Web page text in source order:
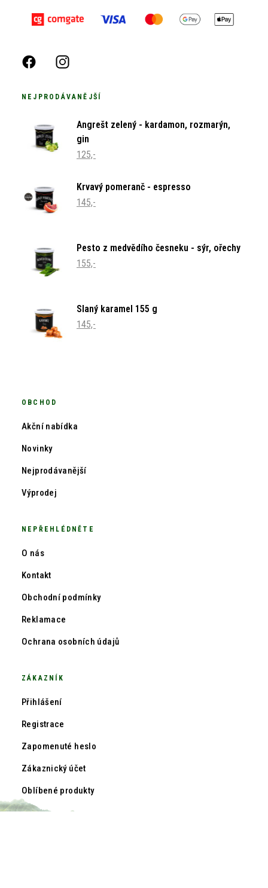
NEJPRODÁVANĚJŠÍ
Angrešt zelený - kardamon, rozmarýn,
gin
125,-
Krvavý pomeranč - espresso
145,-
Pesto z medvědího česneku - sýr, ořechy
155,-
Slaný karamel 155 g
145,-
OBCHOD
Akční nabídka
Novinky
Nejprodávanější
Výprodej
NEPŘEHLÉDNĚTE
O nás
Kontakt
Obchodní podmínky
Reklamace
Ochrana osobních údajů
ZÁKAZNÍK
Přihlášení
Registrace
Zapomenuté heslo
Zákaznický účet
Oblíbené produkty